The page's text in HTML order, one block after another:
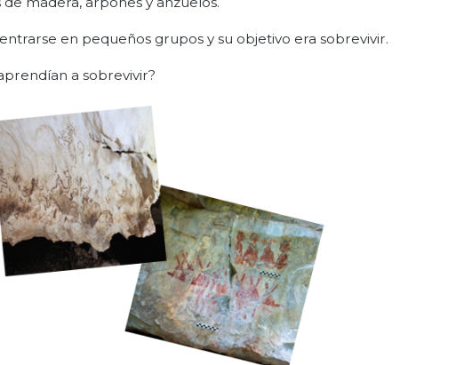
en pequeños grupos y su objetivo era sobrevivir.
a sobrevivir?